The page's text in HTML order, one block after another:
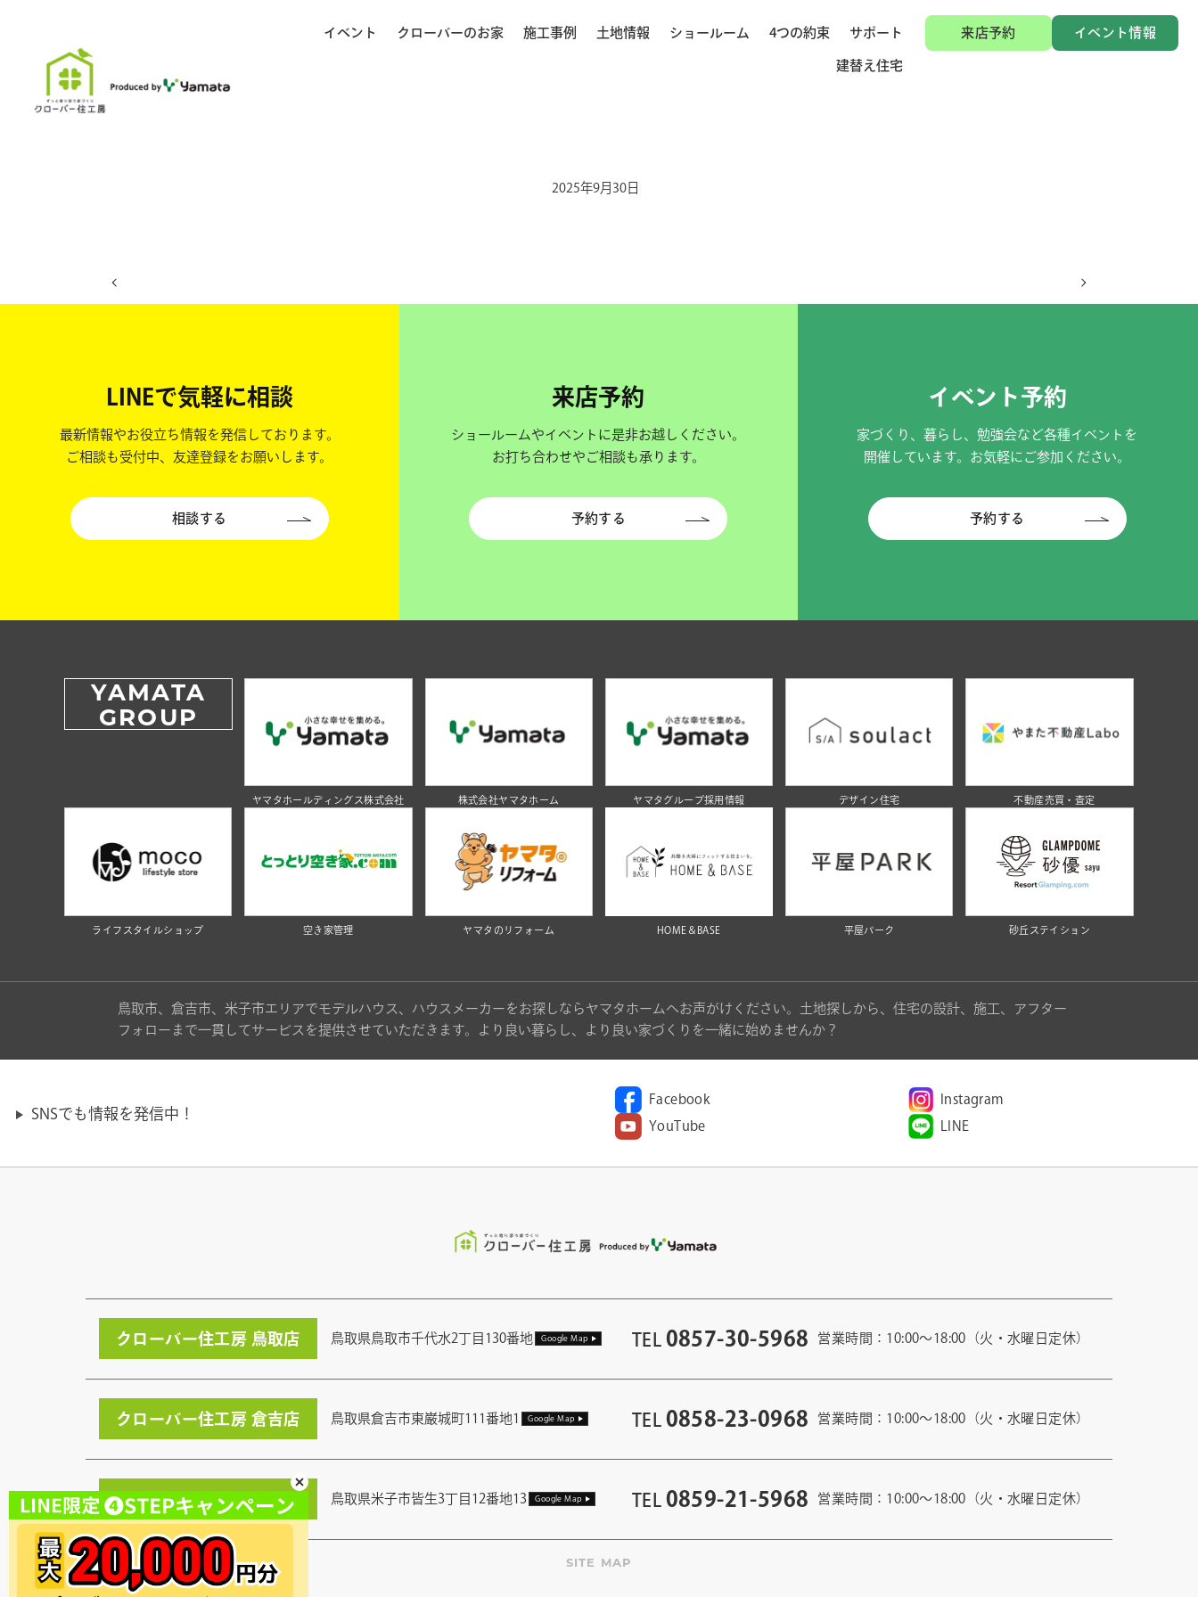
イベント クローバーのお家 施工事例 土地情報 ショールーム 4つの約束 サポート
建替え住宅
来店予約 イベント情報
ホーム イベント日程
2025年9月30日
LINEで気軽に相談
最新情報やお役立ち情報を発信しております。
ご相談も受付中、友達登録をお願いします。
相談する
来店予約
ショールームやイベントに是非お越しください。
お打ち合わせやご相談も承ります。
予約する
イベント予約
家づくり、暮らし、勉強会など各種イベントを
開催しています。お気軽にご参加ください。
予約する
YAMATA
GROUP
ヤマタホールディングス株式会社 株式会社ヤマタホーム ヤマタグループ採用情報 デザイン住宅 不動産売買・査定
ライフスタイルショップ 空き家管理 ヤマタのリフォーム HOME＆BASE 平屋パーク 砂丘ステイション
鳥取市、倉吉市、米子市エリアでモデルハウス、ハウスメーカーをお探しならヤマタホームへお声がけください。土地探しから、住宅の設計、施工、アフター
フォローまで一貫してサービスを提供させていただきます。より良い暮らし、より良い家づくりを一緒に始めませんか？
SNSでも情報を発信中！
Facebook
Instagram
YouTube
LINE
クローバー住工房 鳥取店 鳥取県鳥取市千代水2丁目130番地 Google Map TEL 0857-30-5968 営業時間：10:00〜18:00（火・水曜日定休）
クローバー住工房 倉吉店 鳥取県倉吉市東巌城町111番地1 Google Map TEL 0858-23-0968 営業時間：10:00〜18:00（火・水曜日定休）
クローバー住工房 米子店 鳥取県米子市皆生3丁目12番地13 Google Map TEL 0859-21-5968 営業時間：10:00〜18:00（火・水曜日定休）
SITE MAP